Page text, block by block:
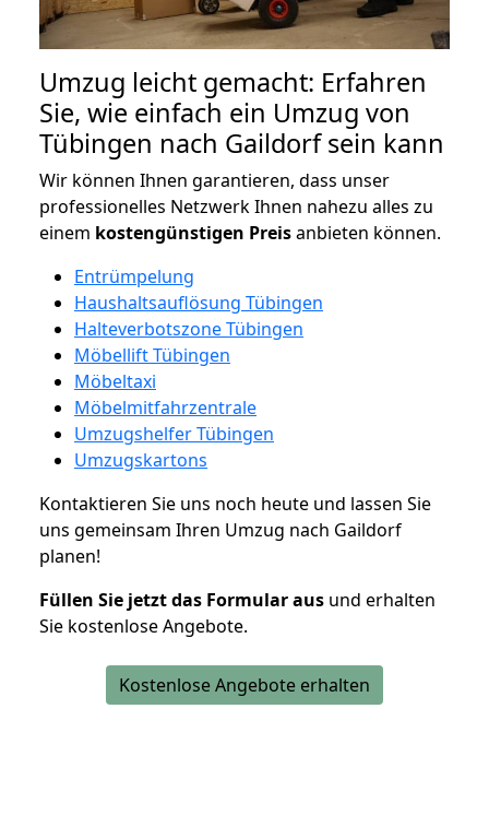
Umzug leicht gemacht: Erfahren
Sie, wie einfach ein Umzug von
Tübingen nach Gaildorf sein kann
Wir können Ihnen garantieren, dass unser
professionelles Netzwerk Ihnen nahezu alles zu
einem kostengünstigen Preisanbieten können.
Entrümpelung
Haushaltsauflösung Tübingen
Halteverbotszone Tübingen
Möbellift Tübingen
Möbeltaxi
Möbelmitfahrzentrale
Umzugshelfer Tübingen
Umzugskartons
Kontaktieren Sie uns noch heute und lassen Sie
uns gemeinsam Ihren Umzug nach Gaildorf
planen!
Füllen Sie jetzt das Formular aus und erhalten
Sie kostenlose Angebote.
Kostenlose Angebote erhalten